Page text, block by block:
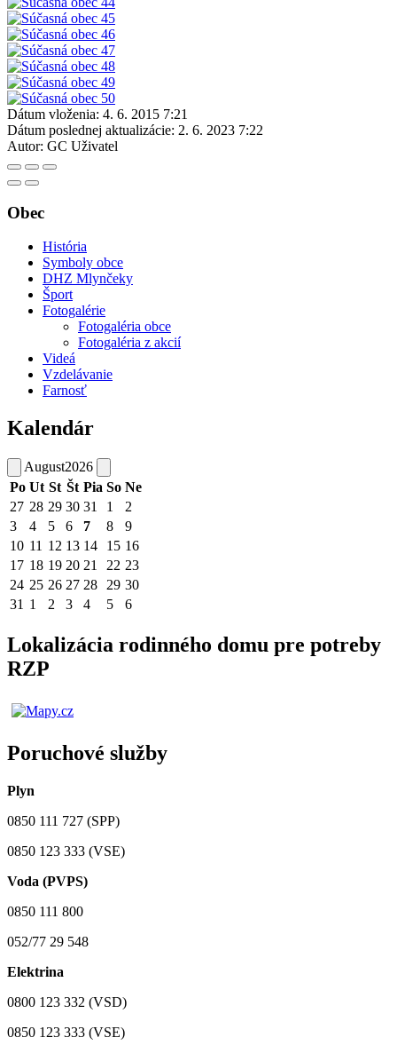
Dátum vloženia: 4. 6. 2015 7:21
Dátum poslednej aktualizácie: 2. 6. 2023 7:22
Autor: GC Uživatel
Obec
História
Symboly obce
DHZ Mlynčeky
Šport
Fotogalérie
Fotogaléria obce
Fotogaléria z akcií
Videá
Vzdelávanie
Farnosť
Kalendár
August2026
Po Ut St Št Pia So Ne
27 28 29 30 31 1
2
3
4 5 6 7 8
9
10 11 12 13 14 15 16
17 18 19 20 21 22 23
24 25 26 27 28 29 30
31 1 2 3 4 5 6
Lokalizácia rodinného domu pre potreby
RZP
Poruchové služby
Plyn
0850 111 727 (SPP)
0850 123 333 (VSE)
Voda (PVPS)
0850 111 800
052/77 29 548
Elektrina
0800 123 332 (VSD)
0850 123 333 (VSE)